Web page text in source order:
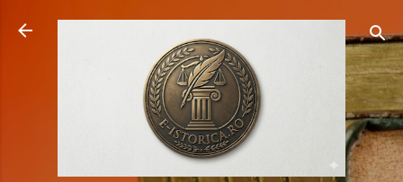
Treceți la conținutul principal